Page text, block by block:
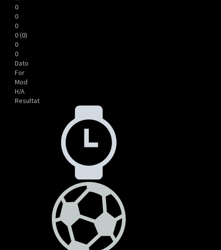
0
0
0
0 (0)
0
0
Dato
For
Mod
H/A
Resultat